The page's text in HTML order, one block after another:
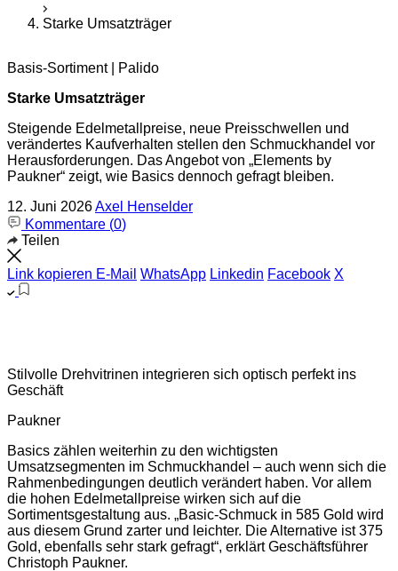
Starke Umsatzträger
Basis-Sortiment | Palido
Starke Umsatzträger
Steigende Edelmetallpreise, neue Preisschwellen und
verändertes Kaufverhalten stellen den Schmuckhandel vor
Herausforderungen. Das Angebot von „Elements by
Paukner“ zeigt, wie Basics dennoch gefragt bleiben.
12. Juni 2026Axel Henselder
Kommentare (0)
Teilen
Link kopieren E-Mail WhatsApp Linkedin Facebook X
Stilvolle Drehvitrinen integrieren sich optisch perfekt ins
Geschäft
Paukner
Basics zählen weiterhin zu den wichtigsten
Umsatzsegmenten im Schmuckhandel – auch wenn sich die
Rahmenbedingungen deutlich verändert haben. Vor allem
die hohen Edelmetallpreise wirken sich auf die
Sortimentsgestaltung aus. „Basic-Schmuck in 585 Gold wird
aus diesem Grund zarter und leichter. Die Alternative ist 375
Gold, ebenfalls sehr stark gefragt“, erklärt Geschäftsführer
Christoph Paukner.